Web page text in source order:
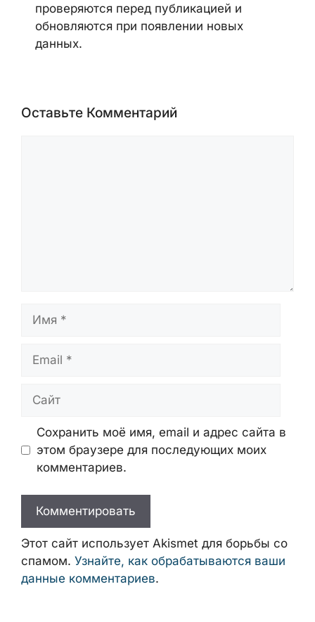
проверяются перед публикацией и
обновляются при появлении новых
данных.
Оставьте Комментарий
Имя
Email
Сайт
Сохранить моё имя, email и адрес сайта в
этом браузере для последующих моих
комментариев.
Этот сайт использует Akismet для борьбы со
спамом. Узнайте, как обрабатываются ваши
данные комментариев.